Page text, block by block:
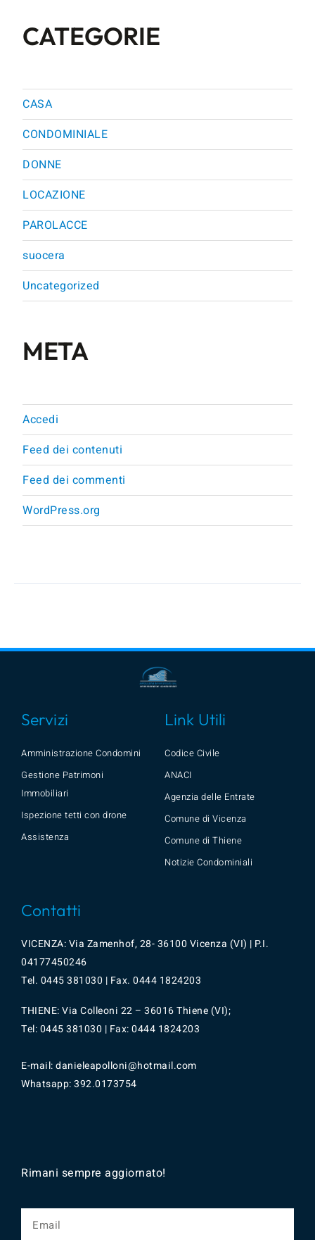
CATEGORIE
CASA
CONDOMINIALE
DONNE
LOCAZIONE
PAROLACCE
suocera
Uncategorized
META
Accedi
Feed dei contenuti
Feed dei commenti
WordPress.org
Servizi
Amministrazione Condomini
Gestione Patrimoni
Immobiliari
Ispezione tetti con drone
Assistenza
Link Utili
Codice Civile
ANACI
Agenzia delle Entrate
Comune di Vicenza
Comune di Thiene
Notizie Condominiali
Contatti
VICENZA: Via Zamenhof, 28- 36100 Vicenza (VI) | P.I.
04177450246
Tel. 0445381030 | Fax. 0444 1824203
THIENE: Via Colleoni 22 – 36016 Thiene (VI);
Tel: 0445 381030 | Fax: 0444 1824203
E-mail: danieleapolloni@hotmail.com
Whatsapp:392.0173754
Rimani sempre aggiornato!